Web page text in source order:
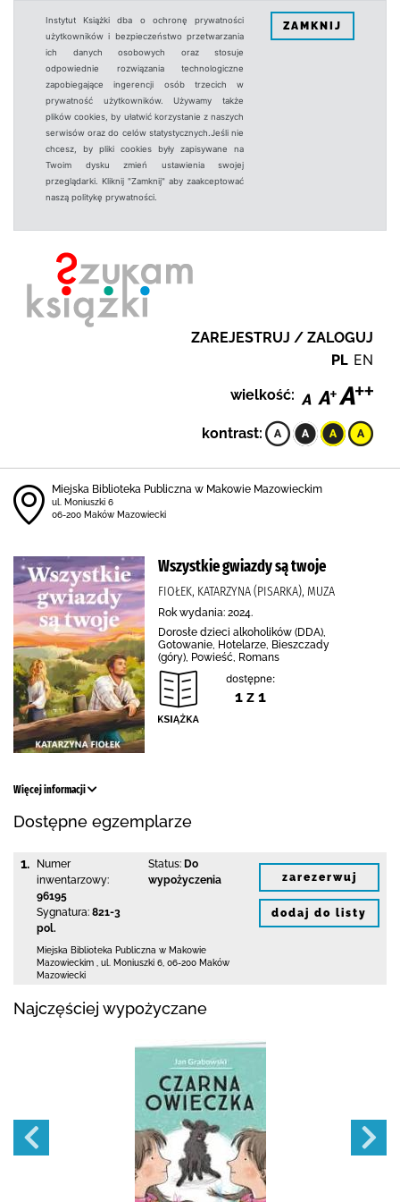
Instytut Książki dba o ochronę prywatności
użytkowników i bezpieczeństwo przetwarzania
ich danych osobowych oraz stosuje
odpowiednie rozwiązania technologiczne
zapobiegające ingerencji osób trzecich w
prywatność użytkowników. Używamy także
plików cookies, by ułatwić korzystanie z naszych
serwisów oraz do celów statystycznych.Jeśli nie
chcesz, by pliki cookies były zapisywane na
Twoim dysku zmień ustawienia swojej
przeglądarki. Kliknij "Zamknij" aby zaakceptować
naszą politykę prywatności.
ZAMKNIJ
ZAREJESTRUJ / ZALOGUJ
PL EN
wielkość:
kontrast:
Miejska Biblioteka Publiczna w Makowie Mazowieckim
ul. Moniuszki 6
06-200 Maków Mazowiecki
Wszystkie gwiazdy są twoje
FIOŁEK, KATARZYNA (PISARKA), MUZA
Rok wydania: 2024.
Dorosłe dzieci alkoholików (DDA),
Gotowanie, Hotelarze, Bieszczady
(góry), Powieść, Romans
dostępne:
1 z 1
Więcej informacji
Dostępne egzemplarze
1.
Numer
inwentarzowy:
96195
Sygnatura: 821-3
pol.
Status: Do
wypożyczenia
Miejska Biblioteka Publiczna w Makowie
Mazowieckim
ul. Moniuszki 6 06-200 Maków
Mazowiecki
zarezerwuj
dodaj do listy
Najczęściej wypożyczane